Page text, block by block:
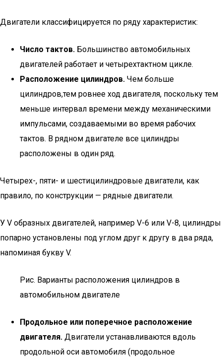
Двигатели классифицируется по ряду характеристик:
Число тактов. Большинство автомобильных
двигателей работает и четырехтактном цикле.
Расположение цилиндров. Чем больше
цилиндров,тем ровнее ход двигателя, поскольку тем
меньше интервал времени между механическими
импульсами, создаваемыми во время рабочих
тактов. В рядном двигателе все цилиндры
расположены в один ряд.
Четырех-, пяти- и шестицилиндровые двигатели, как
правило, по конструкции — рядные двигатели.
У V образных двигателей, например V-6 или V-8, цилиндры
попарно установлены под углом друг к другу в два ряда,
напоминая букву V.
Рис. Варианты расположения цилиндров в
автомобильном двигателе
Продольное или поперечное расположение
двигателя. Двигатели устанавливаются вдоль
продольной оси автомобиля (продольное